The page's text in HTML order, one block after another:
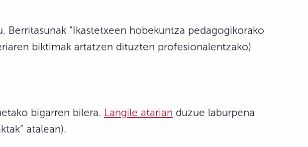
“Ikastetxeen hobekuntza pedagogikorako
biktimak artatzen dituzten profesionalentzako)
bigarren bilera. Langile atarian duzue laburpena
atalean).